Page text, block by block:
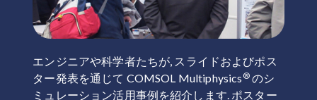
エンジニアや科学者たちが, スライドおよびポス
ター発表を通じて COMSOL Multiphysics ®のシ
ミュレーション活用事例を紹介します. ポスター